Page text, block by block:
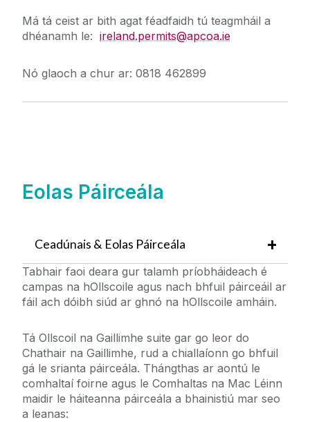
Má tá ceist ar bith agat féadfaidh tú teagmháil a
dhéanamh le: ireland.permits@apcoa.ie
Nó glaoch a chur ar: 0818 462899
Eolas Páirceála
Ceadúnais & Eolas Páirceála
Tabhair faoi deara gur talamh príobháideach é
campas na hOllscoile agus nach bhfuil páirceáil ar
fáil ach dóibh siúd ar ghnó na hOllscoile amháin.
Tá Ollscoil na Gaillimhe suite gar go leor do
Chathair na Gaillimhe, rud a chiallaíonn go bhfuil
gá le srianta páirceála. Thángthas ar aontú le
comhaltaí foirne agus le Comhaltas na Mac Léinn
maidir le háiteanna páirceála a bhainistiú mar seo
a leanas: